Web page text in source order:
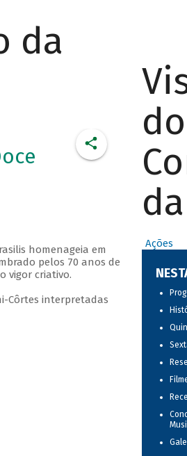
da
homenageia em
pelos 70 anos de
vigor criativo.
Côrtes interpretadas
do
Ações